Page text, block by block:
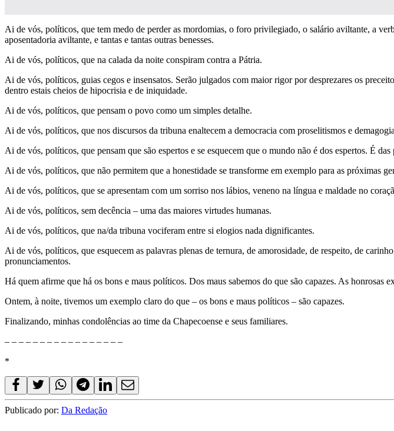
Ai de vós, políticos, que tem medo de perder as mordomias, o foro privilegiado, o salário aviltante, a
aposentadoria aviltante, e tantas e tantas outras benesses.
Ai de vós, políticos, que na calada da noite conspiram contra a Pátria.
Ai de vós, políticos, guias cegos e insensatos. Serão julgados com maior rigor por desprezares os
dentro estais cheios de hipocrisia e de iniquidade.
Ai de vós, políticos, que pensam o povo como um simples detalhe.
Ai de vós, políticos, que nos discursos da tribuna enaltecem a democracia com proselitismos e
Ai de vós, políticos, que pensam que são espertos e se esquecem que o mundo não é dos espertos. É
Ai de vós, políticos, que não permitem que a honestidade se transforme em exemplo para as próximas
Ai de vós, políticos, que se apresentam com um sorriso nos lábios, veneno na língua e maldade no
Ai de vós, políticos, sem decência – uma das maiores virtudes humanas.
Ai de vós, políticos, que na/da tribuna vociferam entre si elogios nada dignificantes.
Ai de vós, políticos, que esquecem as palavras plenas de ternura, de amorosidade, de respeito, de
pronunciamentos.
Há quem afirme que há os bons e maus políticos. Dos maus sabemos do que são capazes. As honrosas
Ontem, à noite, tivemos um exemplo claro do que – os bons e maus políticos – são capazes.
Finalizando, minhas condolências ao time da Chapecoense e seus familiares.
– – – – – – – – – – – – – – – – –
*
Publicado por: Da Redação